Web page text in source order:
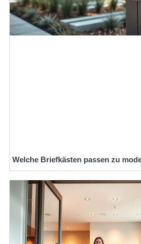
Welche Briefkästen passen zu